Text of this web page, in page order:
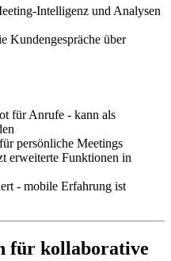
Intelligenz und Analysen
Kundengespräche über
für Anrufe - kann als
persönliche Meetings
erweiterte Funktionen in
- mobile Erfahrung ist
für kollaborative